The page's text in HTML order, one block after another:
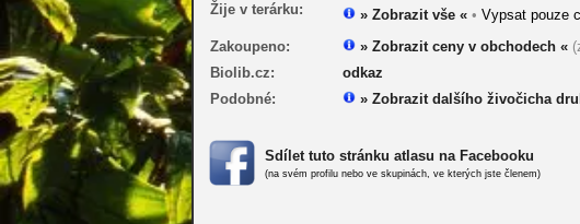
Žije v terárku:
» Zobrazit vše « • Vypsat pouze
Zakoupeno:
» Zobrazit ceny v obchodech «
Biolib.cz:
odkaz
Podobné:
» Zobrazit dalšího živočicha
Sdílet tuto stránku atlasu na Facebooku
(na svém profilu nebo ve skupinách, ve kterých jste členem)